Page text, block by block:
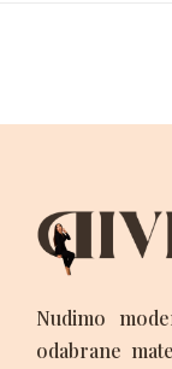
Nudimo
odabrane